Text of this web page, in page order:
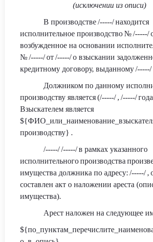
(исключении из описи)
В производстве/-----/находится
исполнительное производство№/-----/
возбужденное на основании
№/-----/от/-----/о взыскании
кредитному договору, выданному/-----/
Должником по данному
производству является(/-----/ , /-----/
Взыскателем является
производству} .
/-----//-----/в рамках указанного
исполнительногопроизводства
имущества должника по адресу: /-----/ ,
составлен акт о наложении ареста
имущества).
Арест наложен на следующее